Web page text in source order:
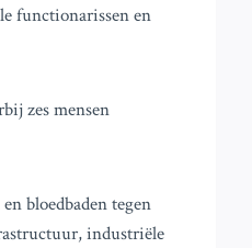
functionarissen en
zes mensen
bloedbaden tegen
industriële